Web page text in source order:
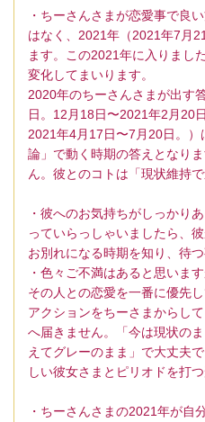
・ちーさんさまが恋愛事で良
はなく、2021年（2021年7月
ます。この2021年に入りまし
変化してまいります。
2020年のちーさんさまが出す
日。12月18日〜2021年2月20日
2021年4月17日〜7月20日。
論」で動く時期の答えとなり
ん。彼とのコトは「現状維持
・彼へのお気持ちがしっかり
っていらっしゃいましたら、
お別れになる時期を知り、待
・色々ご不満はあると思いま
その人との恋愛を一番に優先
アクションをちーさまからし
へ届きません。「今は現状の
えてグレーのまま」で大丈夫
しい彼女さまとピリオドを打つ
・ちーさんさまの2021年が自